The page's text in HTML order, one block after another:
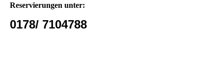
Reservierungen unter:
0178/ 7104788